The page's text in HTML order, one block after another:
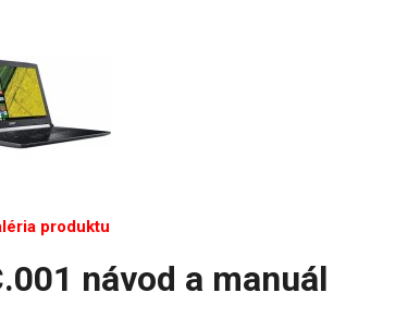
produktu
návod a manuál